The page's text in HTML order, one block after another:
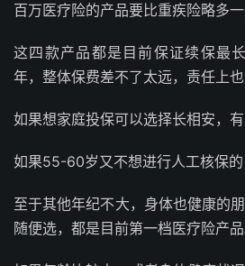
百万医疗险的产品要比重疾险略多一
这四款产品都是目前保证续保最
年，整体保费差不了太远，责任上也
如果想家庭投保可以选择长相安，有
如果55-60岁又不想进行人工核保的
至于其他年纪不大，身体也健康的
随便选，都是目前第一档医疗险产品